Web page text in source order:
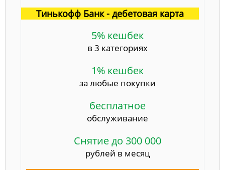
Тинькофф Банк - дебетовая карта
5% кешбек
в 3 категориях
1% кешбек
за любые покупки
бесплатное
обслуживание
Снятие до 300 000
рублей в месяц